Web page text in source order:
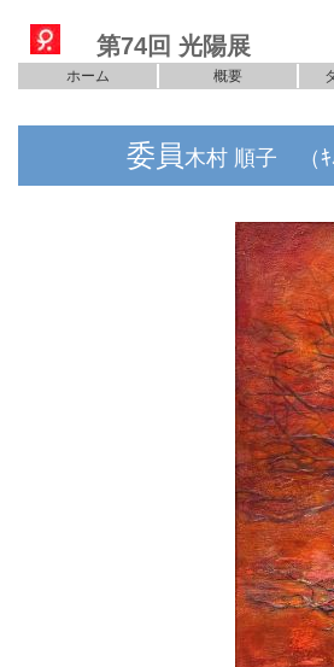
第74回 光陽展
ホーム 概要
委員木村 順子 （